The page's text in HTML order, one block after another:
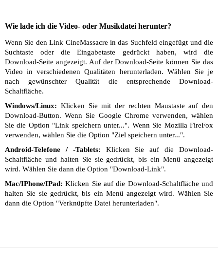
Wie lade ich die Video- oder Musikdatei herunter?
Wenn Sie den Link CineMassacre in das Suchfeld eingefügt und die
Suchtaste oder die Eingabetaste gedrückt haben, wird die
Download-Seite angezeigt. Auf der Download-Seite können Sie das
Video in verschiedenen Qualitäten herunterladen. Wählen Sie je
nach gewünschter Qualität die entsprechende Download-
Schaltfläche.
Windows/Linux: Klicken Sie mit der rechten Maustaste auf den
Download-Button. Wenn Sie Google Chrome verwenden, wählen
Sie die Option "Link speichern unter...". Wenn Sie Mozilla FireFox
verwenden, wählen Sie die Option "Ziel speichern unter...".
Android-Telefone / -Tablets: Klicken Sie auf die Download-
Schaltfläche und halten Sie sie gedrückt, bis ein Menü angezeigt
wird. Wählen Sie dann die Option "Download-Link".
Mac/IPhone/IPad: Klicken Sie auf die Download-Schaltfläche und
halten Sie sie gedrückt, bis ein Menü angezeigt wird. Wählen Sie
dann die Option "Verknüpfte Datei herunterladen".